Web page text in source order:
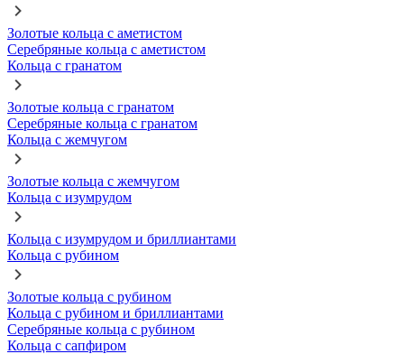
Золотые кольца с аметистом
Серебряные кольца с аметистом
Кольца с гранатом
Золотые кольца с гранатом
Серебряные кольца с гранатом
Кольца с жемчугом
Золотые кольца с жемчугом
Кольца с изумрудом
Кольца с изумрудом и бриллиантами
Кольца с рубином
Золотые кольца с рубином
Кольца с рубином и бриллиантами
Серебряные кольца с рубином
Кольца с сапфиром